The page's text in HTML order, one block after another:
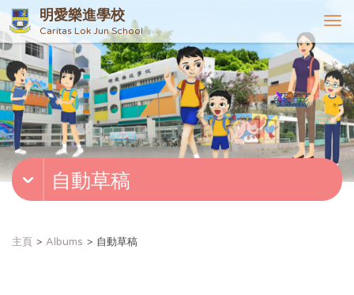
明愛樂進學校
Caritas Lok Jun School
T
o
g
g
l
e
n
v
g
自動草稿
主頁 Albums 自動草稿